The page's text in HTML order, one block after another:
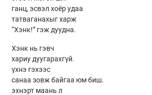
ганц, эсвэл хоёр удаа
татваганахыг харж
“Хэнк!” гэж дуудна.
Хэнк нь гэвч
хариу дуугарахгүй.
үхнэ гэхээс
санаа зовж байгаа юм биш.
эхнэрт маань л